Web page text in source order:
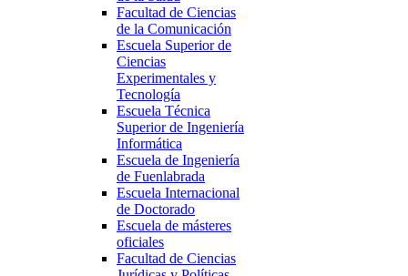
Facultad de Ciencias
de la Comunicación
Escuela Superior de
Ciencias
Experimentales y
Tecnología
Escuela Técnica
Superior de Ingeniería
Informática
Escuela de Ingeniería
de Fuenlabrada
Escuela Internacional
de Doctorado
Escuela de másteres
oficiales
Facultad de Ciencias